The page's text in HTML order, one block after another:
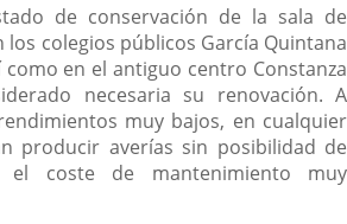
de conservación de la sala de
los colegios públicos García Quintana
como en el antiguo centro Constanza
necesaria su renovación. A
muy bajos, en cualquier
producir averías sin posibilidad de
el coste de mantenimiento muy